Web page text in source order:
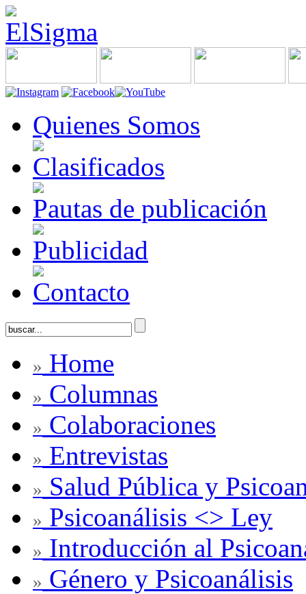
Quienes Somos
Clasificados
Pautas de publicación
Publicidad
Contacto
» Home
» Columnas
» Colaboraciones
» Entrevistas
» Salud Pública y
» Psicoanálisis <> Ley
» Introducción al
» Género y Psicoanálisis